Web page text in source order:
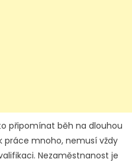
připomínat běh na dlouhou
práce mnoho, nemusí vždy
Nezaměstnanost je